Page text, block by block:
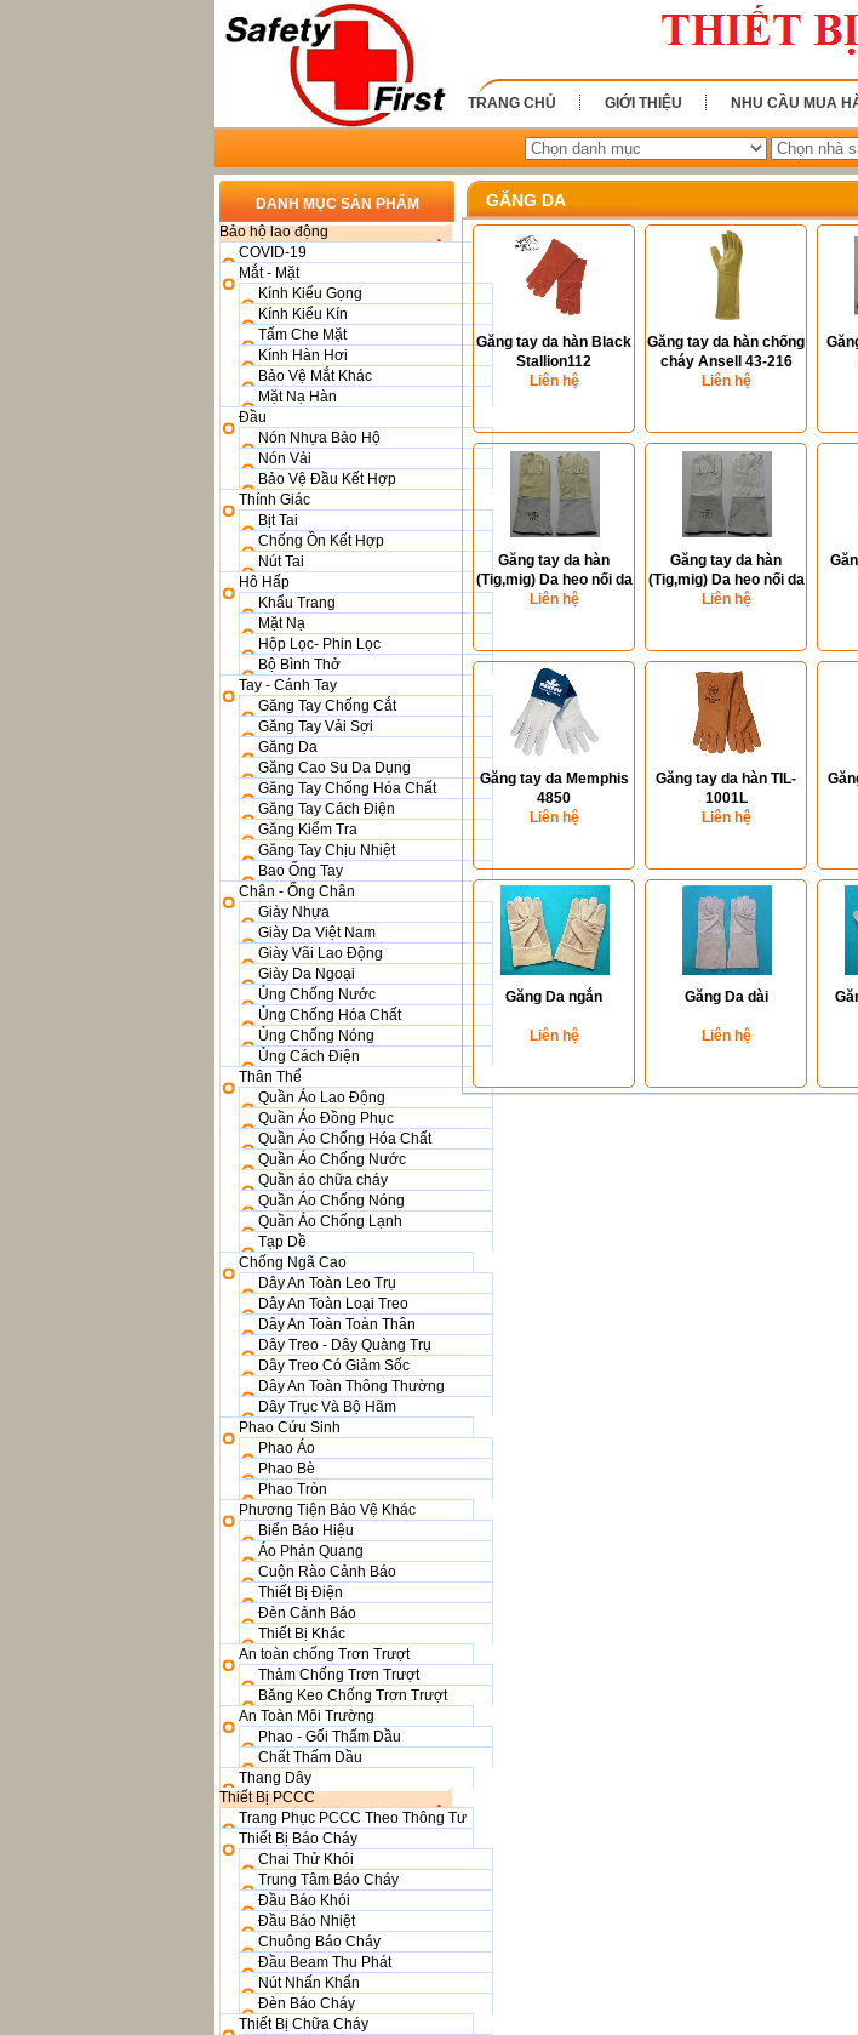
TRANG CHỦ GIỚI THIỆU NHU CẦU MUA
DANH MỤC SẢN PHẨM
Bảo hộ lao động
COVID-19
Mắt - Mặt
Kính Kiểu Gọng
Kính Kiểu Kín
Tấm Che Mặt
Kính Hàn Hơi
Bảo Vệ Mắt Khác
Mặt Nạ Hàn
Đầu
Nón Nhựa Bảo Hộ
Nón Vải
Bảo Vệ Đầu Kết Hợp
Thính Giác
Bịt Tai
Chống Ồn Kết Hợp
Nút Tai
Hô Hấp
Khẩu Trang
Mặt Nạ
Hộp Lọc- Phin Lọc
Bộ Bình Thở
Tay - Cánh Tay
Găng Tay Chống Cắt
Găng Tay Vải Sợi
Găng Da
Găng Cao Su Da Dụng
Găng Tay Chống Hóa Chất
Găng Tay Cách Điện
Găng Kiểm Tra
Găng Tay Chịu Nhiệt
Bao Ống Tay
Chân - Ống Chân
Giày Nhựa
Giày Da Việt Nam
Giày Vãi Lao Động
Giày Da Ngoại
Ủng Chống Nước
Ủng Chống Hóa Chất
Ủng Chống Nóng
Ủng Cách Điện
Thân Thể
Quần Áo Lao Động
Quần Áo Đồng Phục
Quần Áo Chống Hóa Chất
Quần Áo Chống Nước
Quần áo chữa cháy
Quần Áo Chống Nóng
Quần Áo Chống Lạnh
Tạp Dề
Chống Ngã Cao
Dây An Toàn Leo Trụ
Dây An Toàn Loại Treo
Dây An Toàn Toàn Thân
Dây Treo - Dây Quàng Trụ
Dây Treo Có Giảm Sốc
Dây An Toàn Thông Thường
Dây Trục Và Bộ Hãm
Phao Cứu Sinh
Phao Áo
Phao Bè
Phao Tròn
Phương Tiện Bảo Vệ Khác
Biển Báo Hiệu
Áo Phản Quang
Cuộn Rào Cảnh Báo
Thiết Bị Điện
Đèn Cảnh Báo
Thiết Bị Khác
An toàn chống Trơn Trượt
Thảm Chống Trơn Trượt
Băng Keo Chống Trơn Trượt
An Toàn Môi Trường
Phao - Gối Thấm Dầu
Chất Thấm Dầu
Thang Dây
Thiết Bị PCCC
Trang Phục PCCC Theo Thông Tư
Thiết Bị Báo Cháy
Chai Thử Khói
Trung Tâm Báo Cháy
Đầu Báo Khói
Đầu Báo Nhiệt
Chuông Báo Cháy
Đầu Beam Thu Phát
Nút Nhấn Khẩn
Đèn Báo Cháy
Thiết Bị Chữa Cháy
GĂNG DA
Găng tay da hàn Black
Stallion112
Liên hệ
Găng tay da hàn chống
cháy Ansell 43-216
Liên hệ
Găng tay da hàn
(Tig,mig) Da heo nối da
bò
Liên hệ
Găng tay da hàn
(Tig,mig) Da heo nối da
bò
Liên hệ
Găng tay da Memphis
4850
Liên hệ
Găng tay da hàn TIL-
1001L
Liên hệ
Găng Da ngắn
Liên hệ
Găng Da dài
Liên hệ